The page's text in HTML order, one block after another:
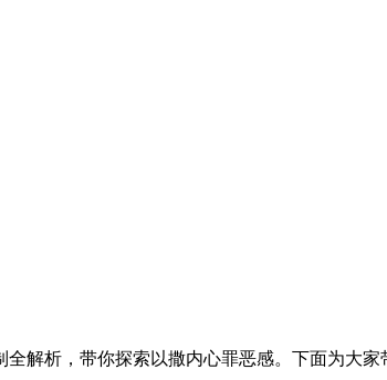
解析，带你探索以撒内心罪恶感。下面为大